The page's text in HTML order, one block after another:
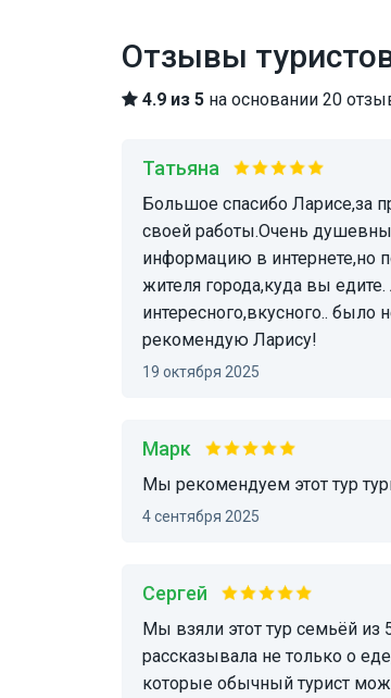
Отзывы
4.9 из 5 на основании 20
Татьяна
Большое спасибо Ларисе,за проведенный с нами вечер в Мадриде🌷.Лариса профессионал
своей работы.Очень
информацию в интернете,но
жителя города,куда вы
интересного,вкусного.. было
рекомендую Ларису!
19 октября 2025
Марк
Мы рекомендуем этот тур
4 сентября 2025
Сергей
Мы взяли этот тур семьёй из 5 человек. Лариса была невероятно дружелюбной,
рассказывала не только о
которые обычный турист